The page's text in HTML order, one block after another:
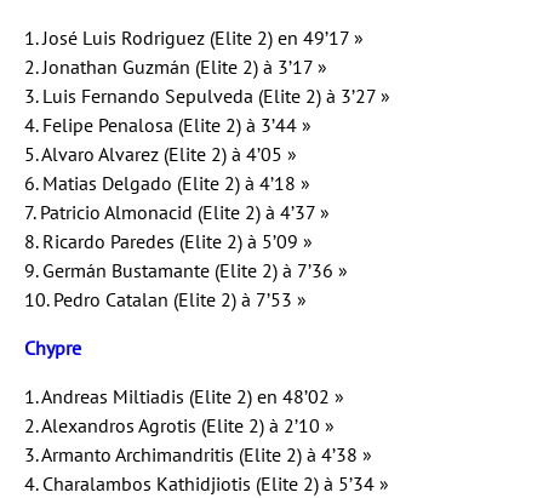
1. José Luis Rodriguez (Elite 2) en 49’17 »
2. Jonathan Guzmán (Elite 2) à 3’17 »
3. Luis Fernando Sepulveda (Elite 2) à 3’27 »
4. Felipe Penalosa (Elite 2) à 3’44 »
5. Alvaro Alvarez (Elite 2) à 4’05 »
6. Matias Delgado (Elite 2) à 4’18 »
7. Patricio Almonacid (Elite 2) à 4’37 »
8. Ricardo Paredes (Elite 2) à 5’09 »
9. Germán Bustamante (Elite 2) à 7’36 »
10. Pedro Catalan (Elite 2) à 7’53 »
Chypre
1. Andreas Miltiadis (Elite 2) en 48’02 »
2. Alexandros Agrotis (Elite 2) à 2’10 »
3. Armanto Archimandritis (Elite 2) à 4’38 »
4. Charalambos Kathidjiotis (Elite 2) à 5’34 »